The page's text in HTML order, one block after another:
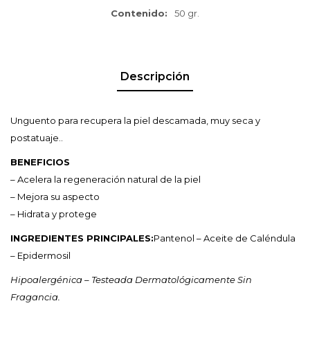
Contenido
50 gr.
Descripción
Unguento para recupera la piel descamada, muy seca y
postatuaje..
BENEFICIOS
– Acelera la regeneración natural de la piel
– Mejora su aspecto
– Hidrata y protege
INGREDIENTES PRINCIPALES:Pantenol – Aceite de Caléndula
– Epidermosil
Hipoalergénica – Testeada Dermatológicamente Sin
Fragancia.